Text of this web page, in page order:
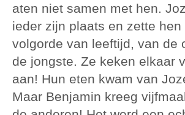
aten niet samen met hen.
ieder zijn plaats en zette hen
volgorde van leeftijd, van de
de jongste. Ze keken elkaar
aan! Hun eten kwam van
Maar Benjamin kreeg